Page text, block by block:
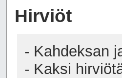
Hirviöt
- Kahdeksan
- Kaksi